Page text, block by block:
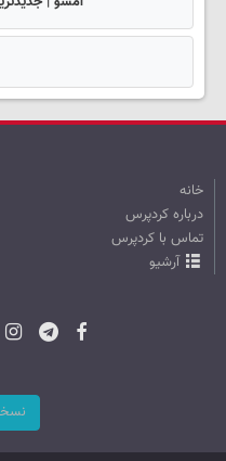
خانه
درباره کردپرس
تماس با کردپرس
آرشیو